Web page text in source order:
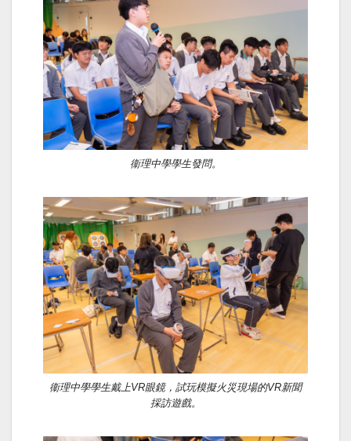
衞理中學學生發問。
衞理中學學生戴上VR眼鏡，試玩模擬火災現場的VR新聞
採訪遊戲。